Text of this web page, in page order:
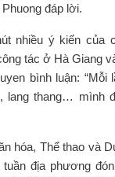
đáp lời.
nhiều ý kiến của
tác ở Hà Giang
bình luận: “Mỗi
lang thang… mình
hóa, Thể thao và
tuần địa phương